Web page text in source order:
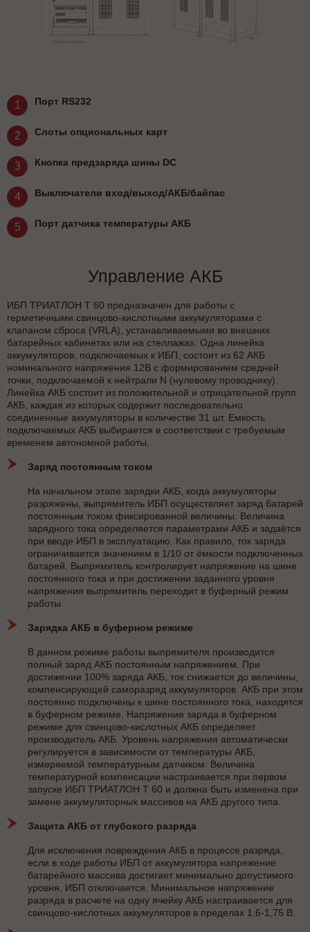
1 Порт RS232
2 Слоты опциональных карт
3 Кнопка предзаряда шины DC
4 Выключатели вход/выход/АКБ/байпас
5 Порт датчика температуры АКБ
Управление АКБ
ИБП ТРИАТЛОН Т 60 предназначен для работы с
герметичными свинцово-кислотными аккумуляторами с
клапаном сброса (VRLA), устанавливаемыми во внешних
батарейных кабинетах или на стеллажах. Одна линейка
аккумуляторов, подключаемых к ИБП, состоит из 62 АКБ
номинального напряжения 12В с формированием средней
точки, подключаемой к нейтрали N (нулевому проводнику).
Линейка АКБ состоит из положительной и отрицательной групп
АКБ, каждая из которых содержит последовательно
соединенные аккумуляторы в количестве 31 шт. Емкость
подключаемых АКБ выбирается в соответствии с требуемым
временем автономной работы.
Заряд постоянным током
На начальном этапе зарядки АКБ, когда аккумуляторы
разряжены, выпрямитель ИБП осуществляет заряд батарей
постоянным током фиксированной величины. Величина
зарядного тока определяется параметрами АКБ и задаётся
при вводе ИБП в эксплуатацию. Как правило, ток заряда
ограничивается значением в 1/10 от ёмкости подключенных
батарей. Выпрямитель контролирует напряжение на шине
постоянного тока и при достижении заданного уровня
напряжения выпрямитель переходит в буферный режим
работы.
Зарядка АКБ в буферном режиме
В данном режиме работы выпрямителя производится
полный заряд АКБ постоянным напряжением. При
достижении 100% заряда АКБ, ток снижается до величины,
компенсирующей саморазряд аккумуляторов. АКБ при этом
постоянно подключены к шине постоянного тока, находятся
в буферном режиме. Напряжение заряда в буферном
режиме для свинцово-кислотных АКБ определяет
производитель АКБ. Уровень напряжения автоматически
регулируется в зависимости от температуры АКБ,
измеряемой температурным датчиком. Величина
температурной компенсации настраивается при первом
запуске ИБП ТРИАТЛОН Т 60 и должна быть изменена при
замене аккумуляторных массивов на АКБ другого типа.
Защита АКБ от глубокого разряда
Для исключения повреждения АКБ в процессе разряда,
если в ходе работы ИБП от аккумулятора напряжение
батарейного массива достигает минимально допустимого
уровня, ИБП отключается. Минимальное напряжение
разряда в расчете на одну ячейку АКБ настраивается для
свинцово-кислотных аккумуляторов в пределах 1,6-1,75 В.